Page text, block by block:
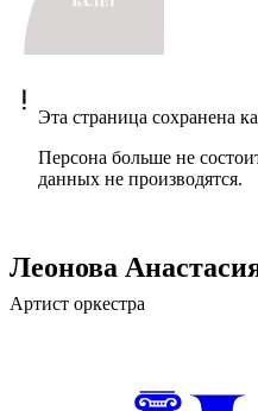
Эта страница сохранена
Персона больше не
данных не производятся.
Леонова
Артист оркестра